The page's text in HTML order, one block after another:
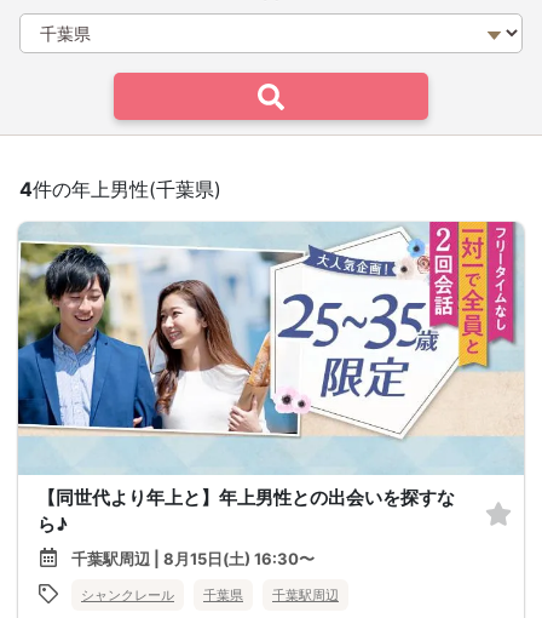
4件の年上男性(千葉県)
【同世代より年上と】年上男性との出会いを探すな
ら♪
千葉駅周辺 | 8月15日(土) 16:30〜
シャンクレール 千葉県 千葉駅周辺